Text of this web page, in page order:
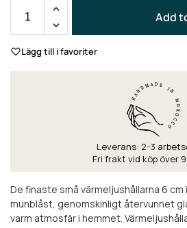
Add
Lägg till i favoriter
Leverans: 2-3
Fri frakt vid köp över
De finaste små värmeljushållarna 6
munblåst, genomskinligt återvunnet
varm atmosfär i hemmet.